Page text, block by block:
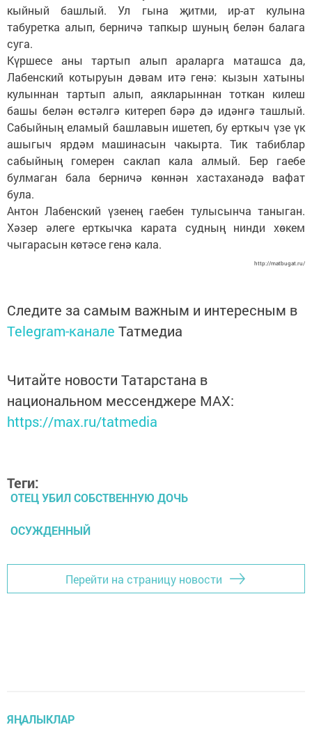
кыйный башлый. Ул гына җитми, ир-ат кулына
табуретка алып, берничә тапкыр шуның белән балага
суга.
Күршесе аны тартып алып араларга маташса да,
Лабенский котыруын дәвам итә генә: кызын хатыны
кулыннан тартып алып, аякларыннан тоткан килеш
башы белән өстәлгә китереп бәрә дә идәнгә ташлый.
Сабыйның еламый башлавын ишетеп, бу ерткыч үзе үк
ашыгыч ярдәм машинасын чакырта. Тик табиблар
сабыйның гомерен саклап кала алмый. Бер гаебе
булмаган бала берничә көннән хастаханәдә вафат
була.
Антон Лабенский үзенең гаебен тулысынча таныган.
Хәзер әлеге ерткычка карата судның нинди хөкем
чыгарасын көтәсе генә кала.
http://matbugat.ru/
Следите за самым важным и интересным в
Telegram-канале Татмедиа
Читайте новости Татарстана в
национальном мессенджере MАХ:
https://max.ru/tatmedia
Теги:
ОТЕЦ УБИЛ СОБСТВЕННУЮ ДОЧЬ
ОСУЖДЕННЫЙ
Перейти на страницу новости
ЯҢАЛЫКЛАР